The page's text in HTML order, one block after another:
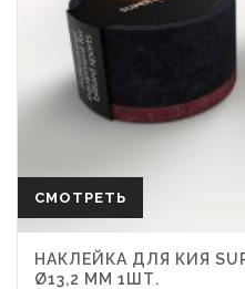
СМОТРЕТЬ
НАКЛЕЙКА ДЛЯ КИЯ
Ø13,2 ММ 1ШТ.